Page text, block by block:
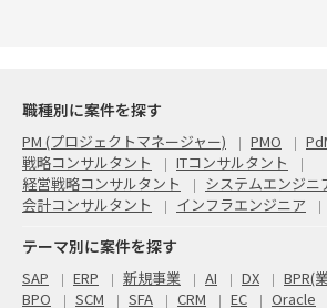
職種別に案件を探す
PM (プロジェクトマネージャー) PMO
戦略コンサルタント
ITコンサルタント
経営戦略コンサルタント
システムエンジニ
会計コンサルタント
インフラエンジニア
テーマ別に案件を探す
SAP ERP 新規事業 AI DX BPR(
BPO
SCM SFA CRM EC
Oracle